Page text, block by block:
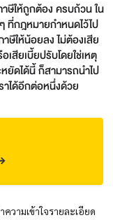
ษีให้ถูกต้อง ครบถ้วน ใน
ที่กฎหมายกำหนดไว้ไป
ษีให้น้อยลง ไม่ต้องเสีย
สียเบี้ยปรับโดยใช่เหตุ
ยัดได้นี้ ก็สามารถนำไป
ได้อีกต่อหนึ่งด้วย
วามเข้าใจรายละเอียด